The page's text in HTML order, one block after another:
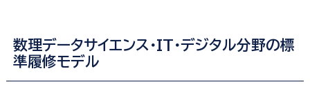
数理データサイエンス・IT・デジタル分野の標
準履修モデル